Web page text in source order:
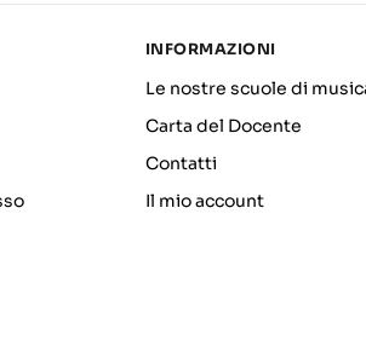
INFORMAZIONI
Le nostre scuole di
Carta del Docente
Contatti
Il mio account